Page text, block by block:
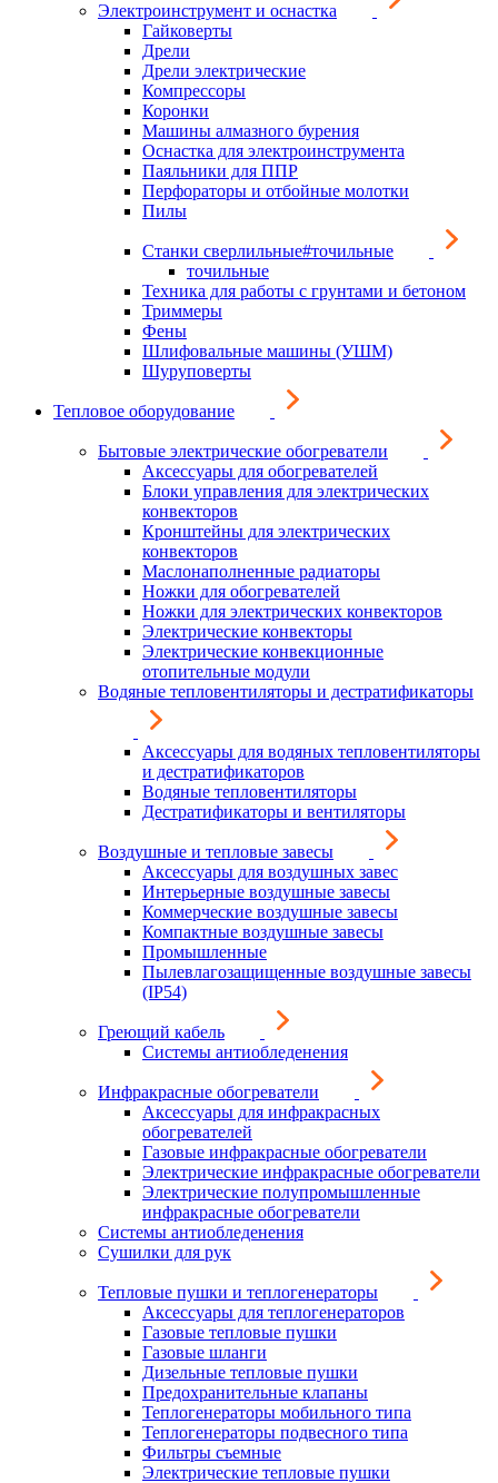
Электроинструмент и оснастка
Гайковерты
Дрели
Дрели электрические
Компрессоры
Коронки
Машины алмазного бурения
Оснастка для электроинструмента
Паяльники для ППР
Перфораторы и отбойные молотки
Пилы
Станки сверлильные#точильные
точильные
Техника для работы с грунтами и бетоном
Триммеры
Фены
Шлифовальные машины (УШМ)
Шуруповерты
Тепловое оборудование
Бытовые электрические обогреватели
Аксессуары для обогревателей
Блоки управления для электрических
конвекторов
Кронштейны для электрических
конвекторов
Маслонаполненные радиаторы
Ножки для обогревателей
Ножки для электрических конвекторов
Электрические конвекторы
Электрические конвекционные
отопительные модули
Водяные тепловентиляторы и дестратификаторы
Аксессуары для водяных тепловентиляторы
и дестратификаторов
Водяные тепловентиляторы
Дестратификаторы и вентиляторы
Воздушные и тепловые завесы
Аксессуары для воздушных завес
Интерьерные воздушные завесы
Коммерческие воздушные завесы
Компактные воздушные завесы
Промышленные
Пылевлагозащищенные воздушные завесы
(IP54)
Греющий кабель
Системы антиобледенения
Инфракрасные обогреватели
Аксессуары для инфракрасных
обогревателей
Газовые инфракрасные обогреватели
Электрические инфракрасные обогреватели
Электрические полупромышленные
инфракрасные обогреватели
Системы антиобледенения
Сушилки для рук
Тепловые пушки и теплогенераторы
Аксессуары для теплогенераторов
Газовые тепловые пушки
Газовые шланги
Дизельные тепловые пушки
Предохранительные клапаны
Теплогенераторы мобильного типа
Теплогенераторы подвесного типа
Фильтры съемные
Электрические тепловые пушки